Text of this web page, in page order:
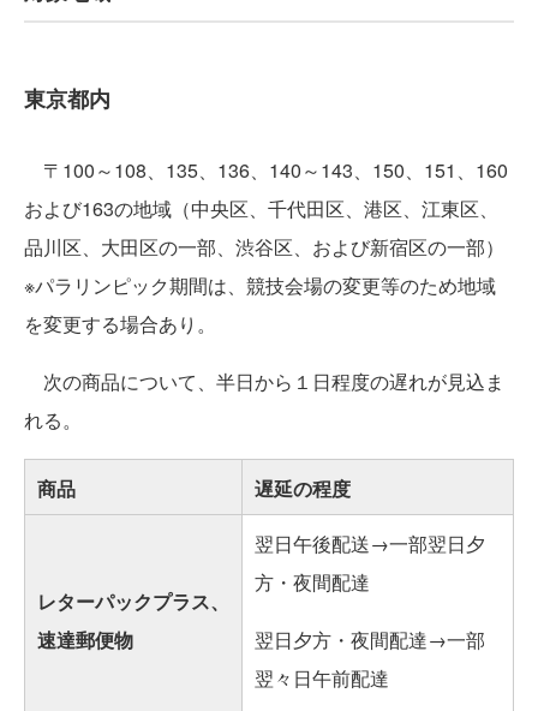
東京都内
〒100～108、135、136、140～143、150、151、160
および163の地域（中央区、千代田区、港区、江東区、
品川区、大田区の一部、渋谷区、および新宿区の一部）
※パラリンピック期間は、競技会場の変更等のため地域
を変更する場合あり。
次の商品について、半日から１日程度の遅れが見込ま
れる。
商品 遅延の程度
レターパックプラス、
速達郵便物
翌日午後配送→一部翌日夕
方・夜間配達
翌日夕方・夜間配達→一部
翌々日午前配達